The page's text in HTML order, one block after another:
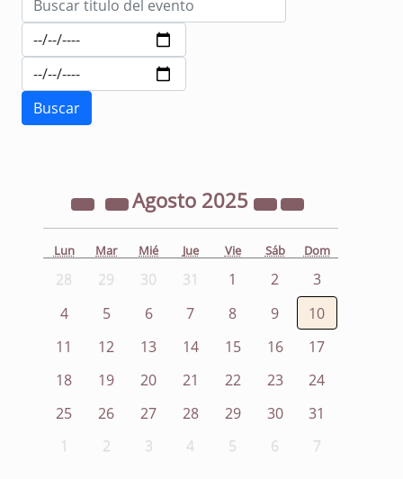
Agosto 2025
Lun Mar Mié Jue Vie Sáb Dom
28 29 30 31 1 2
3
4
5 6 7 8 9
10
11
12 13 14 15 16
17
18
19 20 21 22 23
24
25
26 27 28 29 30
31
1
2 3 4 5 6 7